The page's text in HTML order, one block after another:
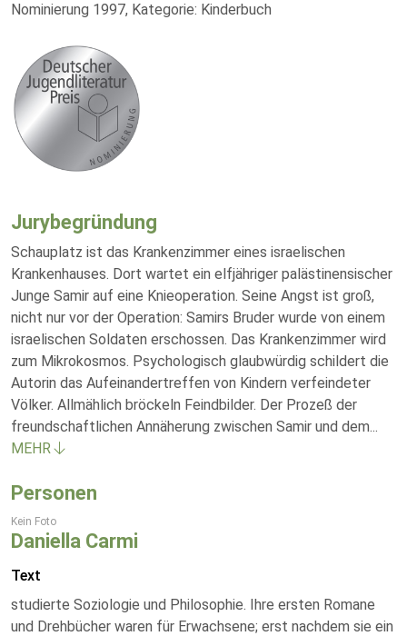
Nominierung 1997, Kategorie: Kinderbuch
Jurybegründung
Schauplatz ist das Krankenzimmer eines israelischen
Krankenhauses. Dort wartet ein elfjähriger palästinensischer
Junge Samir auf eine Knieoperation. Seine Angst ist groß,
nicht nur vor der Operation: Samirs Bruder wurde von einem
israelischen Soldaten erschossen. Das Krankenzimmer wird
zum Mikrokosmos. Psychologisch glaubwürdig schildert die
Autorin das Aufeinandertreffen von Kindern verfeindeter
Völker. Allmählich bröckeln Feindbilder. Der Prozeß der
freundschaftlichen Annäherung zwischen Samir und dem...
MEHR
Personen
Kein Foto
Daniella Carmi
Text
studierte Soziologie und Philosophie. Ihre ersten Romane
und Drehbücher waren für Erwachsene; erst nachdem sie ein